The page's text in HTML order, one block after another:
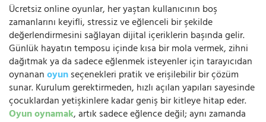
Ücretsiz online oyunlar, her yaştan kullanıcının boş
zamanlarını keyifli, stressiz ve eğlenceli bir şekilde
değerlendirmesini sağlayan dijital içeriklerin başında gelir.
Günlük hayatın temposu içinde kısa bir mola vermek, zihni
dağıtmak ya da sadece eğlenmek isteyenler için tarayıcıdan
oynananoyunseçenekleri pratik ve erişilebilir bir çözüm
sunar. Kurulum gerektirmeden, hızlı açılan yapıları sayesinde
çocuklardan yetişkinlere kadar geniş bir kitleye hitap eder.
Oyun oynamak, artık sadece eğlence değil; aynı zamanda